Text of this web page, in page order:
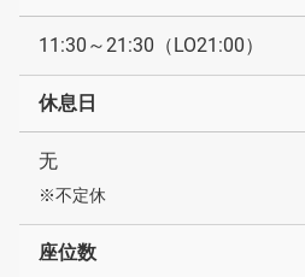
11:30～21:30（LO21:00）
休息日
无
※不定休
座位数